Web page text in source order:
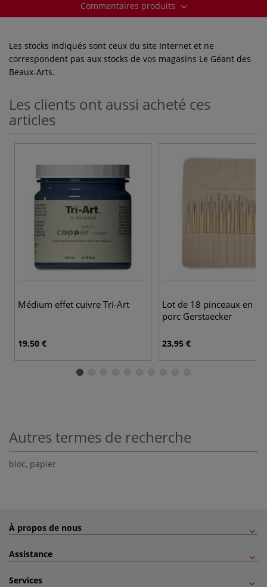
Commentaires produits
Les stocks indiqués sont ceux du site Internet et ne
correspondent pas aux stocks de vos magasins Le Géant des
Beaux-Arts.
Les clients ont aussi acheté ces
articles
Médium effet cuivre Tri-Art
19,50 €
Lot de 18 pinceaux en
porc Gerstaecker
23,95 €
Autres termes de recherche
bloc, papier
À propos de nous
Assistance
Services